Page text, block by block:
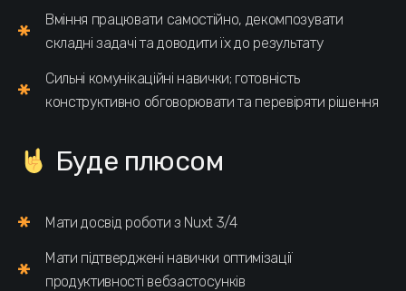
Вміння працювати самостійно, декомпозувати
складні задачі та доводити їх до результату
Сильні комунікаційні навички; готовність
конструктивно обговорювати та перевіряти рішення
Буде плюсом
Мати досвід роботи з Nuxt 3/4
Мати підтверджені навички оптимізації
продуктивності вебзастосунків